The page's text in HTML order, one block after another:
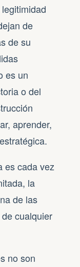
de
de su
es un
o del
aprender,
es cada vez
la
de las
cualquier
no son